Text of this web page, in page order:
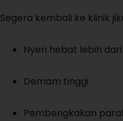
Segera kembali ke klinik
Nyeri hebat lebih
Demam tinggi
Pembengkakan